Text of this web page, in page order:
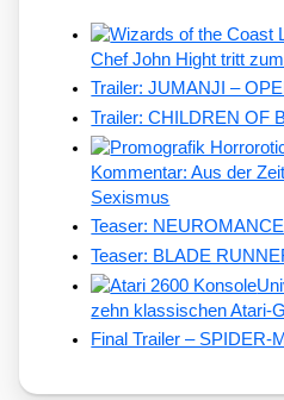
Chef John Hight tritt
Trailer: JUMANJI –
Trailer: CHILDREN OF
Kommentar: Aus der
Sexismus
Teaser:
Teaser: BLADE
zehn klassischen Atari-
Final Trailer – SPIDER-